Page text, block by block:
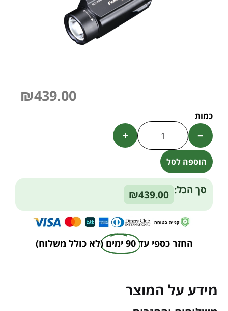
₪439.00
−
+
הוספה לסל
Alternative:
סך הכל: ₪439.00
החזר כספי עד 90 ימים (לא כולל משלוח)
מידע על המוצר